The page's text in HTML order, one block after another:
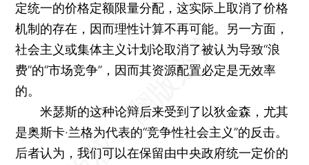
定统一的价格定额限量分配，这实际上取消了价格
机制的存在，因而理性计算不再可能。另一方面，
社会主义或集体主义计划论取消了被认为导致“浪
费”的“市场竞争”，因而其资源配置必定是无效率
的。
米瑟斯的这种论辩后来受到了以狄金森，尤其
是奥斯卡·兰格为代表的“竞争性社会主义”的反击。
后者认为，我们可以在保留由中央政府统一定价的